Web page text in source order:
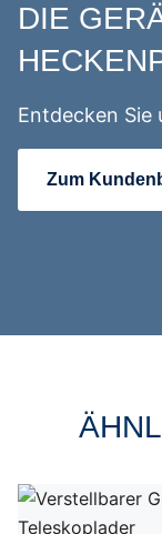
DIE
Entdecken Sie
Zum